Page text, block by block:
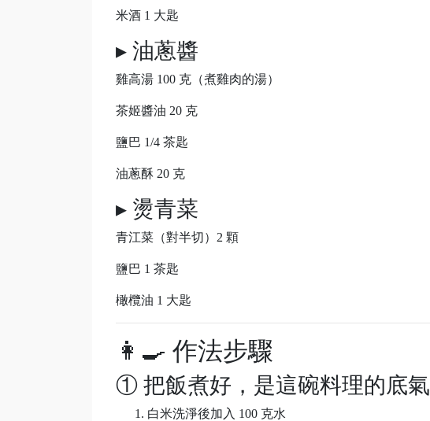
米酒 1 大匙
▸ 油蔥醬
雞高湯 100 克（煮雞肉的湯）
茶姬醬油 20 克
鹽巴 1/4 茶匙
油蔥酥 20 克
▸ 燙青菜
青江菜（對半切）2 顆
鹽巴 1 茶匙
橄欖油 1 大匙
👩‍🍳 作法步驟
① 把飯煮好，是這碗料理的底氣
白米洗淨後加入 100 克水